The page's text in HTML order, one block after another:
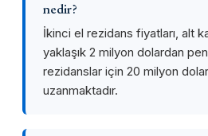
nedir?
İkinci el rezidans fiyatları, alt
yaklaşık 2 milyon dolardan
rezidanslar için 20 milyon
uzanmaktadır.